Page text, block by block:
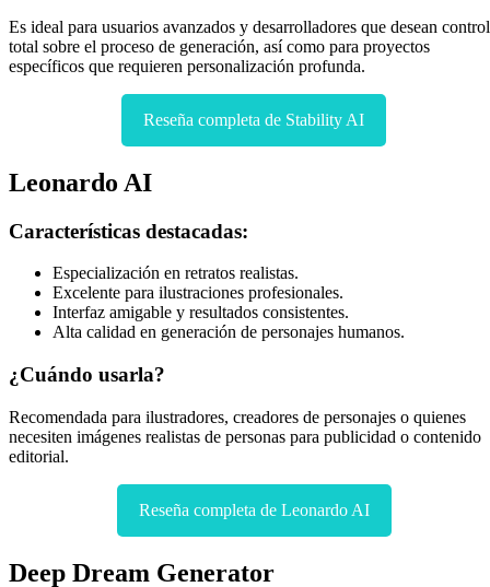
Es ideal para usuarios avanzados y desarrolladores que desean control
total sobre el proceso de generación, así como para proyectos
específicos que requieren personalización profunda.
Reseña completa de Stability AI
Leonardo AI
Características destacadas:
Especialización en retratos realistas.
Excelente para ilustraciones profesionales.
Interfaz amigable y resultados consistentes.
Alta calidad en generación de personajes humanos.
¿Cuándo usarla?
Recomendada para ilustradores, creadores de personajes o quienes
necesiten imágenes realistas de personas para publicidad o contenido
editorial.
Reseña completa de Leonardo AI
Deep Dream Generator